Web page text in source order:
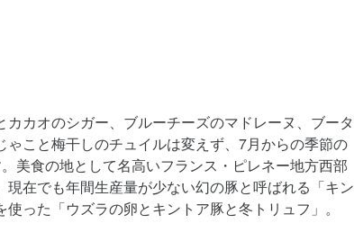
カオのシガー、ブルーチーズのマドレーヌ、ブータ
こと梅干しのチュイルは変えず、7月からの季節の
美食の地として名高いフランス・ピレネー地方西部
在でも年間生産量が少ない幻の豚と呼ばれる「キン
った「ウズラの卵とキントア豚と冬トリュフ」。